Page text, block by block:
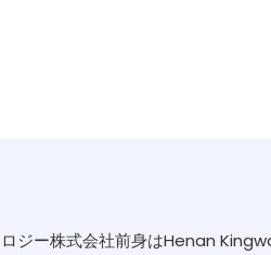
ジー株式会社前身はHenan